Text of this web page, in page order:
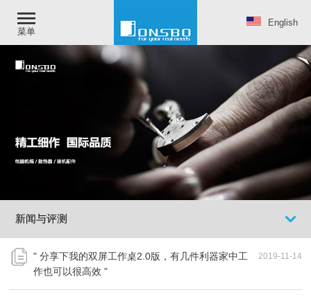
菜单
English
新闻与评测
2019-11-14
" 分享下我的双屏工作桌2.0版，有几件利器家中工
作也可以很高效 "